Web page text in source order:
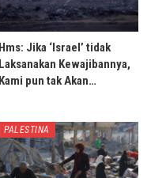
Hms: Jika ‘Israel’ tidak
Laksanakan Kewajibannya,
Kami pun tak Akan…
PALESTINA